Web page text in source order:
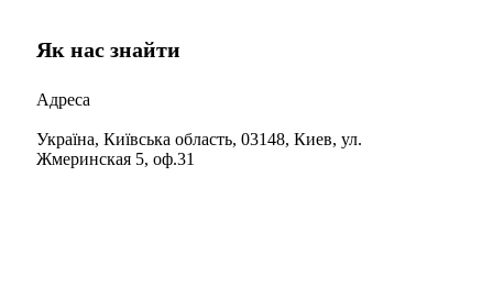
Як нас знайти
Адреса
Україна, Київська область, 03148, Киев, ул.
Жмеринская 5, оф.31